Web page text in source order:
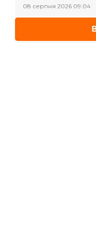
08 серпня 2026 09:04